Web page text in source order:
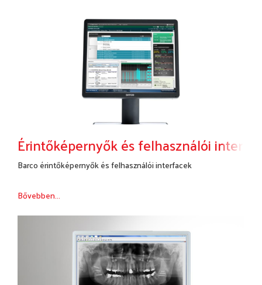
Érintőképernyők és felhasználói
Barco érintőképernyők és felhasználói interfacek
Bővebben...